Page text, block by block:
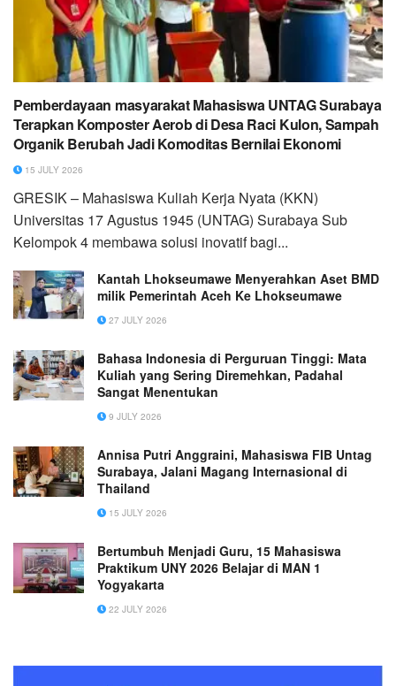
Pemberdayaan masyarakat Mahasiswa UNTAG Surabaya
Terapkan Komposter Aerob di Desa Raci Kulon, Sampah
Organik Berubah Jadi Komoditas Bernilai Ekonomi
15 JULY 2026
GRESIK – Mahasiswa Kuliah Kerja Nyata (KKN)
Universitas 17 Agustus 1945 (UNTAG) Surabaya Sub
Kelompok 4 membawa solusi inovatif bagi...
Kantah Lhokseumawe Menyerahkan Aset BMD
milik Pemerintah Aceh Ke Lhokseumawe
27 JULY 2026
Bahasa Indonesia di Perguruan Tinggi: Mata
Kuliah yang Sering Diremehkan, Padahal
Sangat Menentukan
9 JULY 2026
Annisa Putri Anggraini, Mahasiswa FIB Untag
Surabaya, Jalani Magang Internasional di
Thailand
15 JULY 2026
Bertumbuh Menjadi Guru, 15 Mahasiswa
Praktikum UNY 2026 Belajar di MAN 1
Yogyakarta
22 JULY 2026